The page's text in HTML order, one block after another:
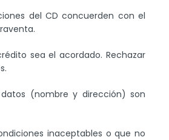
del CD concuerden con el
sea el acordado. Rechazar
(nombre y dirección) son
inaceptables o que no